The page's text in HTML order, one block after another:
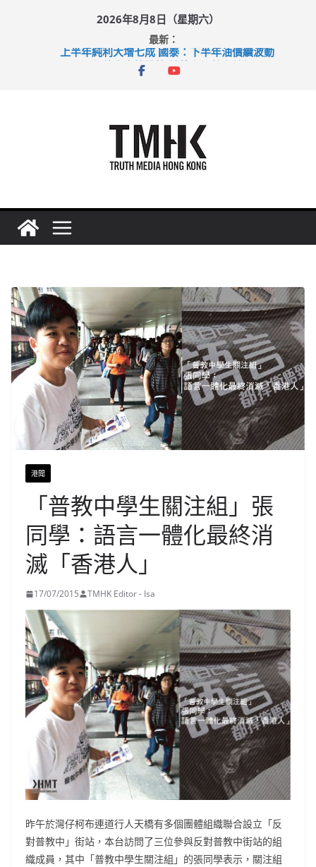
2026年8月8日（星期六）
最新：
上半年純利大增七成 國泰：下半年油價續波動
拜仁熱身賽挫維拉 啟德主場館奪錦標
港聞
「普教中學生關注組」張
同學：語言一體化最終消
滅「香港人」
17/07/2015 TMHK Editor - Isa
昨午於灣仔柯布連道行人天橋有多個團體組織聯合設立「反
對普教中」街站，本台訪問了三位參與反對普教中街站的組
織成員，其中「普教中學生關注組」的張同學表示，關注組